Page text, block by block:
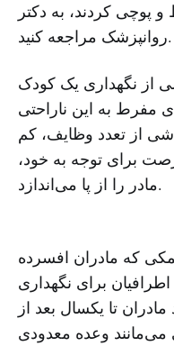
پوچی کردند، به دکتر
روانپزشک مراجعه کنید.
از نگهداری یک کودک
مفرط به این ناراحتی
از تعدد وظایف، کم
برای توجه به خود،
مادر را از پا می‌اندازد.
که مادران افسرده
برای نگهداری
۲۰ تا ۳۰ درصد مادران تا یکسال بعد از
می‌مانند وعده معدودی